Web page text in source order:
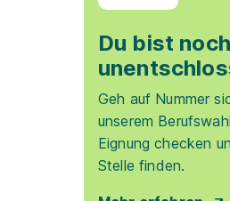
Du bist noch
Geh auf Nummer
unserem
Eignung checken
Stelle finden.